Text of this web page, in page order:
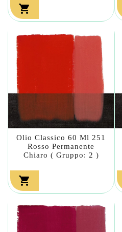

Olio Classico 60 Ml 251
Rosso Permanente
Chiaro ( Gruppo: 2 )
